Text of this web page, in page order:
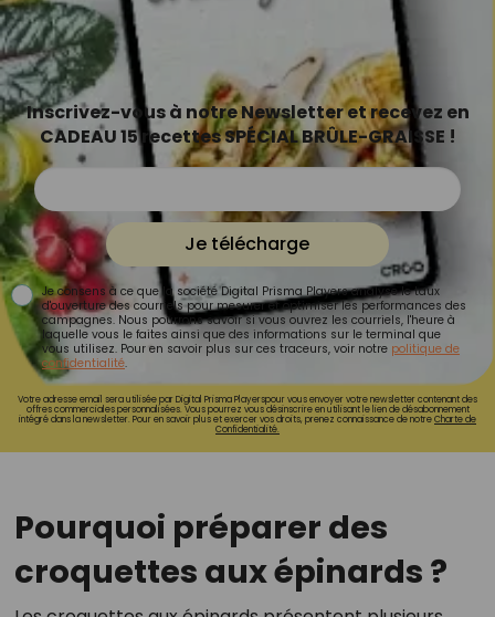
Inscrivez-vous à notre Newsletter et recevez en
CADEAU 15 recettes SPÉCIAL BRÛLE-GRAISSE !
Je télécharge
Je consens à ce que la société Digital Prisma Players analyse le taux
d'ouverture des courriels pour mesurer et optimiser les performances des
campagnes. Nous pourrons savoir si vous ouvrez les courriels, l'heure à
laquelle vous le faites ainsi que des informations sur le terminal que
vous utilisez. Pour en savoir plus sur ces traceurs, voir notre politique de
confidentialité.
Votre adresse email sera utilisée par Digital Prisma Playerspour vous envoyer votre newsletter contenant des
offres commerciales personnalisées. Vous pourrez vous désinscrire en utilisant le lien de désabonnement
intégré dans la newsletter. Pour en savoir plus et exercer vos droits, prenez connaissance de notreCharte de
Confidentialité.
Pourquoi préparer des
croquettes aux épinards ?